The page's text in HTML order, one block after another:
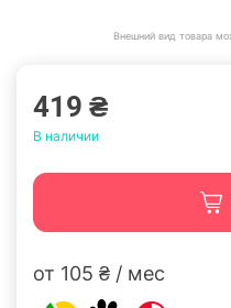
Внешний вид товара
419 ₴
В наличии
от 105 ₴ / мес